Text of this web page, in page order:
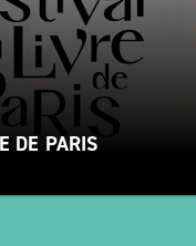
DE PARIS